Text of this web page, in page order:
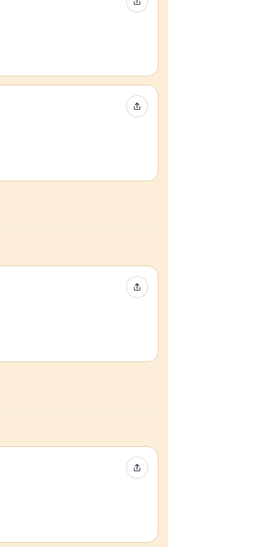
Compartir evento
Compartir evento
Compartir evento
Compartir evento